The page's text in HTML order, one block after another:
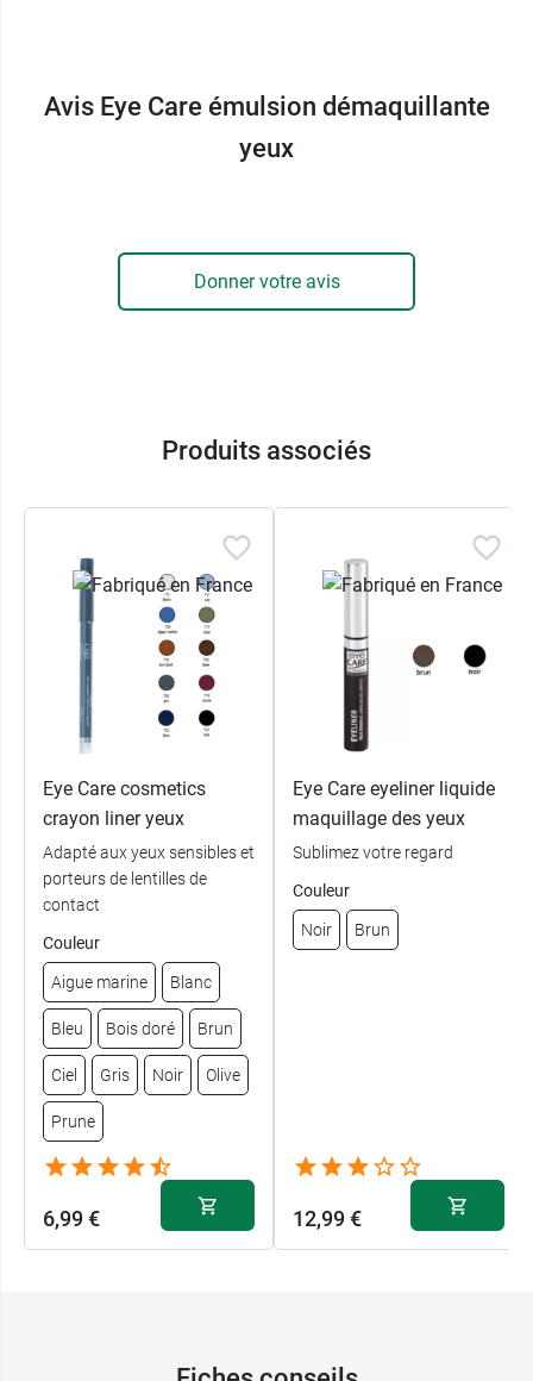
Découvrez le Mascara Volumateur Eye Carequi
prend soin des yeux sensibles, convenant
également au port de lentilles de contact.
aux yeux porteurs de lentilles de contact. Leur
gamme de produits
est
Avis Eye Care émulsion démaquillante
yeux
Donner votre avis
Produits associés
Eye Care cosmetics
crayon liner yeux
Adapté aux yeux sensibles et
porteurs de lentilles de
contact
Couleur
Aigue marine Blanc
Bleu Bois doré Brun
Ciel Gris Noir Olive
Prune
6,99 €
Eye Care eyeliner liquide
maquillage des yeux
Sublimez votre regard
Couleur
Noir Brun
12,99 €